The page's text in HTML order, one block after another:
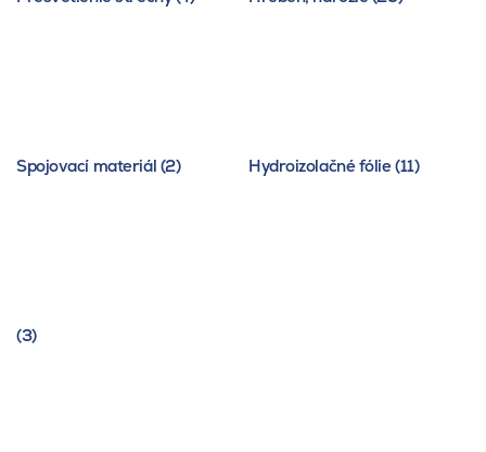
Spojovací materiál (2) Hydroizolačné fólie (11)
(3)